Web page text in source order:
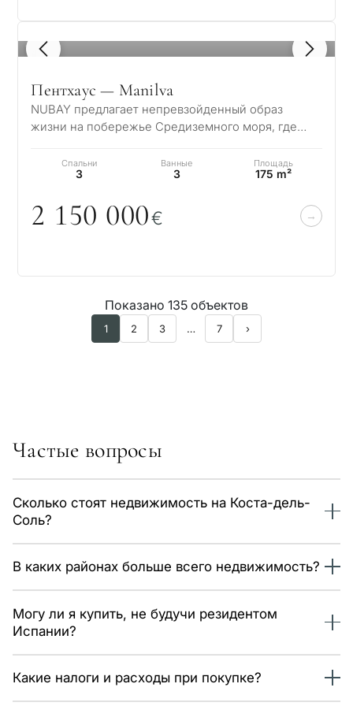
1 / 8
Пентхаус — Manilva
NUBAY предлагает непревзойденный образ
жизни на побережье Средиземного моря, где
умиротворен…
Спальни
3
Ванные
3
Площадь
175 m²
2 150 000€
Показано 135 объектов
1 2 3 … 7 ›
Частые вопросы
Сколько стоят недвижимость на Коста-дель-
Соль?
Средняя цена — около 7 100 €/м² и сильно зависит от
района. Данные обновляются ежедневно.
В каких районах больше всего недвижимость?
Бенахавис, далее Михас и Фуэнхирола. Используйте
фильтр локации, чтобы посмотреть каждый район.
Могу ли я купить, не будучи резидентом
Испании?
испанском банке; мы сопровождаем сделку на всех
этапах.
Какие налоги и расходы при покупке?